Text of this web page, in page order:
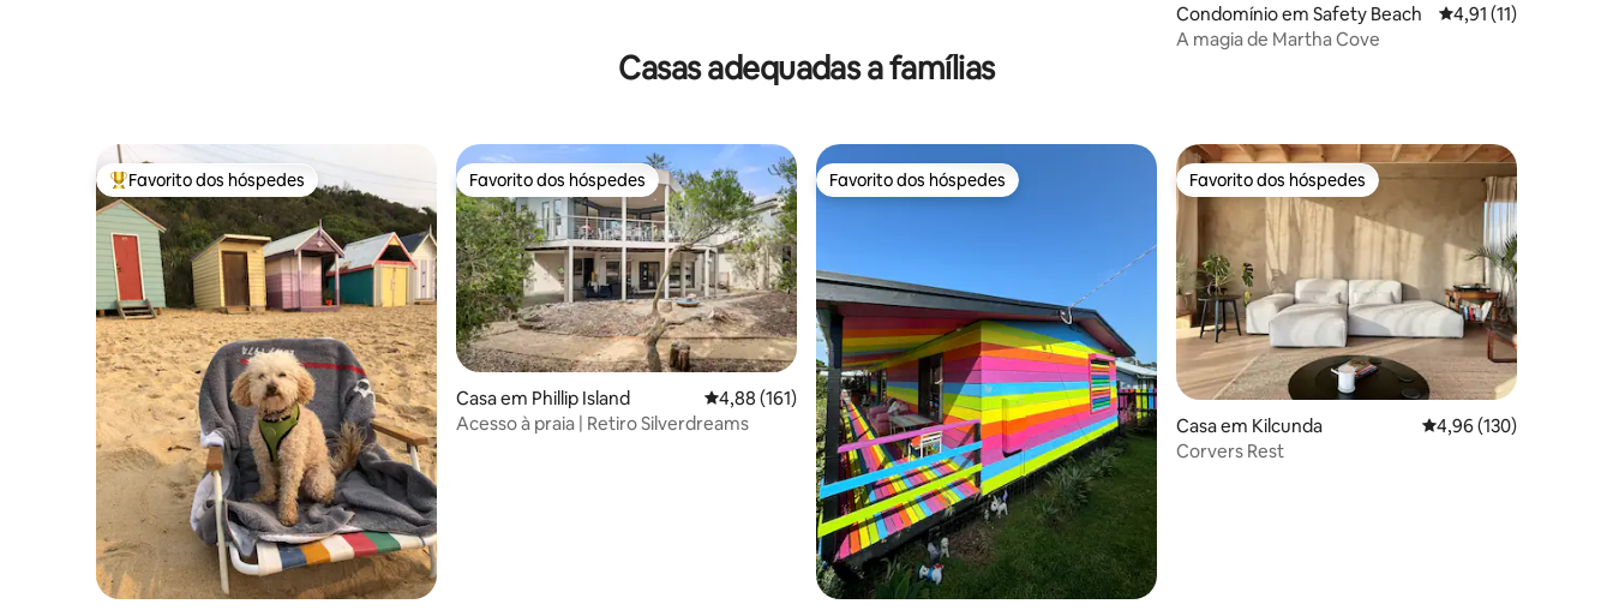
Condomínio em Safety Beach Classificação média
4,91 (11)
A magia de Martha Cove
Casas adequadas a famílias
Favoritos dos hóspedes mais apreciados
Favorito dos hóspedes Favorito dos hóspedes
Favorito dos hóspedes
Casa em Phillip Island Classificação média de 4,88 em 5 estrelas, 161avaliações
4,88 (161)
Acesso à praia | Retiro Silverdreams
Favorito dos hóspedes
Favorito dos hóspedes Favorito dos hóspedes
Favorito dos hóspedes
Casa em Kilcunda Classificação média
4,96 (130)
Corvers Rest